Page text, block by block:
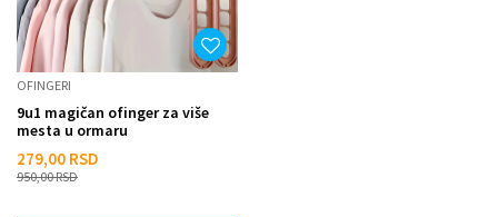
OFINGERI
9u1 magičan ofinger za više
mesta u ormaru
279,00 RSD
950,00RSD